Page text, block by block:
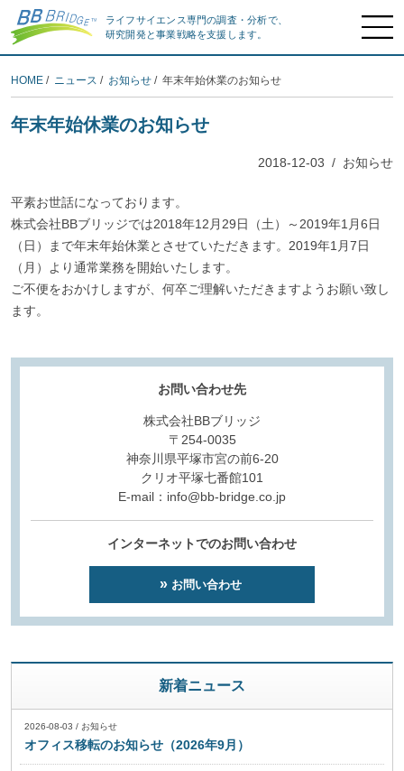
ライフサイエンス専門の調査・分析で、
研究開発と事業戦略を支援します。
HOME / ニュース / お知らせ / 年末年始休業のお知らせ
年末年始休業のお知らせ
2018-12-03 / お知らせ
平素お世話になっております。
株式会社BBブリッジでは2018年12月29日（土）～2019年1月6日
（日）まで年末年始休業とさせていただきます。2019年1月7日
（月）より通常業務を開始いたします。
ご不便をおかけしますが、何卒ご理解いただきますようお願い致し
ます。
お問い合わせ先
株式会社BBブリッジ
〒254-0035
神奈川県平塚市宮の前6-20
クリオ平塚七番館101
E-mail：info@bb-bridge.co.jp
インターネットでのお問い合わせ
お問い合わせ
新着ニュース
2026-08-03 / お知らせ
オフィス移転のお知らせ（2026年9月）